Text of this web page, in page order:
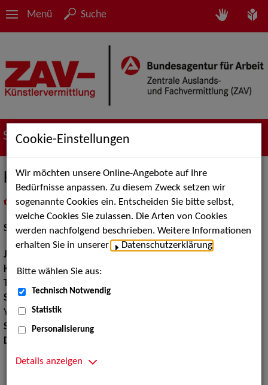
Menü Suche
Suche nach Künstler*innen
Katrin Melchior
als PDF speichern
inMeine Merklistelegen
Schauspiel:Film und TV
Jahrgang:
Körpergröße:174 cm
Tanz:
Sport:
Schwimmen, Skilaufen, Snowboard, Volleyballspielen,
Yoga
Sprachen:Deutsch, Englisch
Dialekte:
Cookie-Einstellungen
Wir möchten unsere Online-Angebote auf Ihre
Bedürfnisse anpassen. Zu diesem Zweck setzen wir
sogenannte Cookies ein. Entscheiden Sie bitte selbst,
welche Cookies Sie zulassen. Die Arten von Cookies
werden nachfolgend beschrieben. Weitere Informationen
erhalten Sie in unserer
Datenschutzerklärung
Bitte wählen Sie aus:
Technisch Notwendig
Statistik
Personalisierung
Details anzeigen